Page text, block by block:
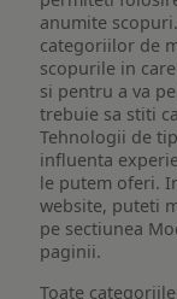
anumite
categoriilor de
scopurile in
si pentru a va
trebuie sa stiti
Tehnologii de
influenta
le putem oferi.
website, puteti
pe sectiunea
paginii.
Toate